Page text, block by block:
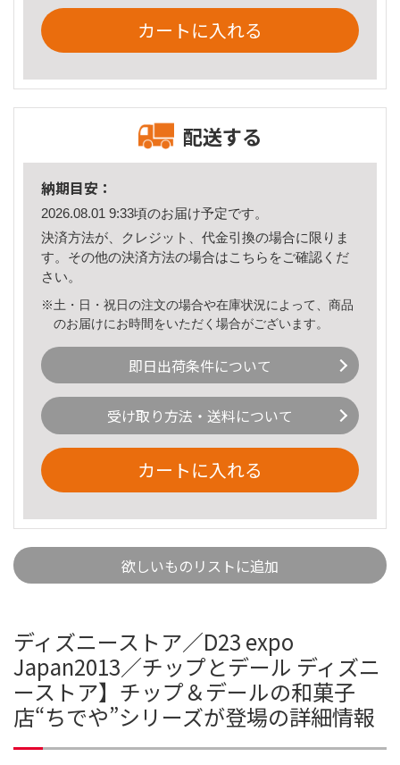
カートに入れる
配送する
納期目安：
2026.08.01 9:33頃のお届け予定です。
決済方法が、クレジット、代金引換の場合に限りま
す。その他の決済方法の場合はこちら をご確認くだ
さい。
※土・日・祝日の注文の場合や在庫状況によって、商品
のお届けにお時間をいただく場合がございます。
即日出荷条件について
受け取り方法・送料について
カートに入れる
欲しいものリストに追加
ディズニーストア／D23 expo
Japan2013／チップとデール ディズニ
ーストア】チップ＆デールの和菓子
店“ちでや”シリーズが登場の詳細情報